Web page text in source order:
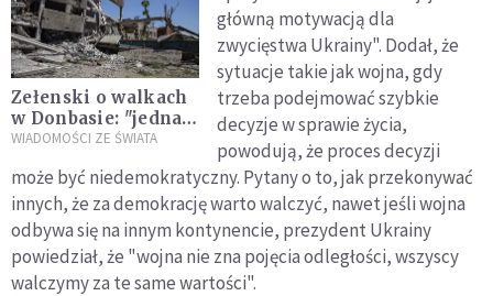
Zełenski o walkach
w Donbasie: "jedna z
najokrutniejszych
WIADOMOŚCI ZE ŚWIATA
główną motywacją dla
zwycięstwa Ukrainy". Dodał, że
sytuacje takie jak wojna, gdy
trzeba podejmować szybkie
decyzje w sprawie życia,
powodują, że proces decyzji
może być niedemokratyczny. Pytany o to, jak przekonywać
innych, że za demokrację warto walczyć, nawet jeśli wojna
odbywa się na innym kontynencie, prezydent Ukrainy
powiedział, że "wojna nie zna pojęcia odległości, wszyscy
walczymy za te same wartości".